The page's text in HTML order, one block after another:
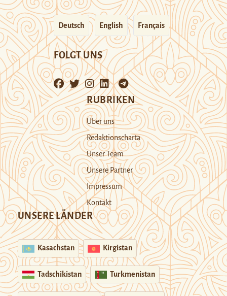
Deutsch English Français
FOLGT UNS
RUBRIKEN
Über uns
Redaktionscharta
Unser Team
Unsere Partner
Impressum
Kontakt
UNSERE LÄNDER
Kasachstan Kirgistan
Tadschikistan Turkmenistan